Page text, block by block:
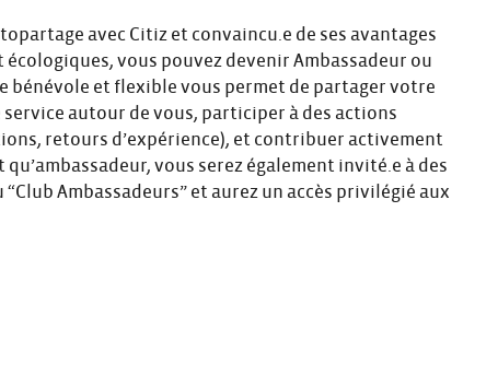
avec Citiz et convaincu.e de ses avantages
vous pouvez devenir Ambassadeur ou
bénévole et flexible vous permet de partager votre
autour de vous, participer à des actions
retours d’expérience), et contribuer activement
vous serez également invité.e à des
Ambassadeurs” et aurez un accès privilégié aux